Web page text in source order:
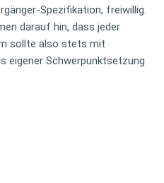
Spezifikation, freiwillig.
darauf hin, dass jeder
sollte also stets mit
eigener Schwerpunktsetzung